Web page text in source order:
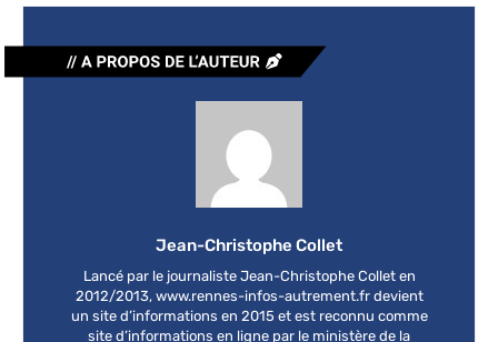
Jean-Christophe Collet
Lancé par le journaliste Jean-Christophe Collet en
2012/2013, www.rennes-infos-autrement.fr devient
un site d’informations en 2015 et est reconnu comme
site d’informations en ligne par le ministère de la